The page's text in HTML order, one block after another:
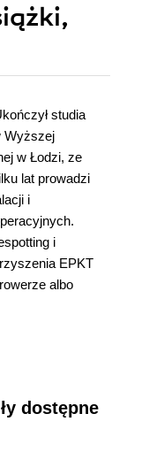
studia
Wyższej
w Łodzi, ze
lat prowadzi
i
i
EPKT
albo
dostępne